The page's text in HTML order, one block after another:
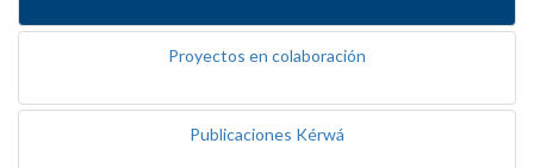
Proyectos en colaboración
Publicaciones Kérwá